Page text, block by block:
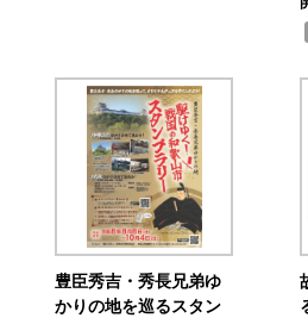
豊臣秀吉・秀長兄弟ゆ
かりの地を巡るスタン